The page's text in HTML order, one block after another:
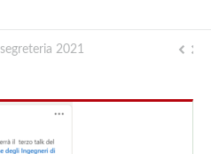
segreteria 2021